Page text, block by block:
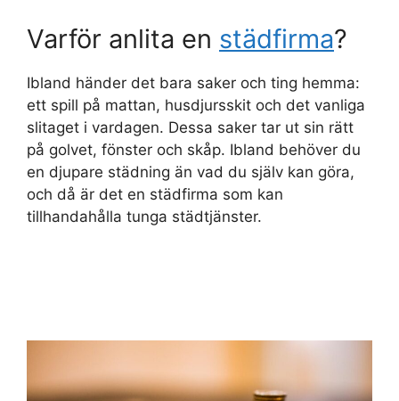
Varför anlita en städfirma?
Ibland händer det bara saker och ting hemma:
ett spill på mattan, husdjursskit och det vanliga
slitaget i vardagen. Dessa saker tar ut sin rätt
på golvet, fönster och skåp. Ibland behöver du
en djupare städning än vad du själv kan göra,
och då är det en städfirma som kan
tillhandahålla tunga städtjänster.